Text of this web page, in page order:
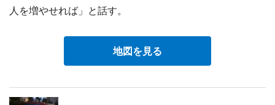
人を増やせれば」と話す。
地図を見る